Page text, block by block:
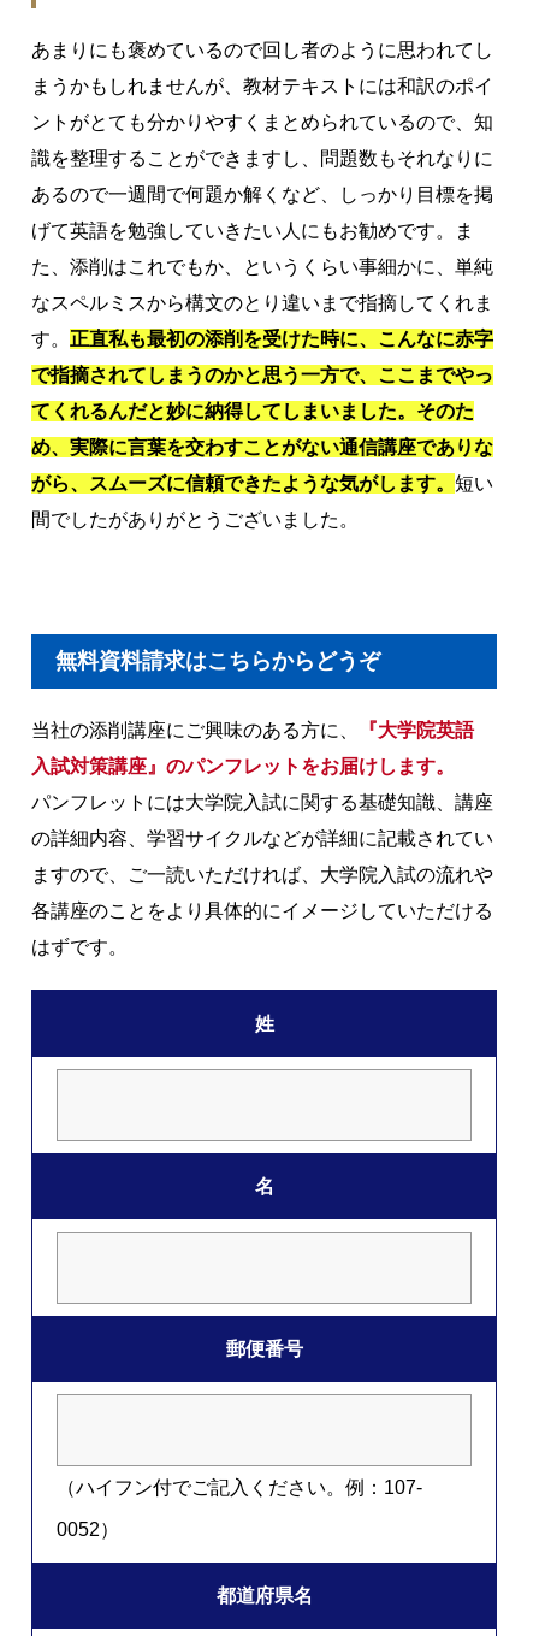
あまりにも褒めているので回し者のように思われてし
まうかもしれませんが、教材テキストには和訳のポイ
ントがとても分かりやすくまとめられているので、知
識を整理することができますし、問題数もそれなりに
あるので一週間で何題か解くなど、しっかり目標を掲
げて英語を勉強していきたい人にもお勧めです。ま
た、添削はこれでもか、というくらい事細かに、単純
なスペルミスから構文のとり違いまで指摘してくれま
す。 正直私も最初の添削を受けた時に、こんなに赤字
で指摘されてしまうのかと思う一方で、ここまでやっ
てくれるんだと妙に納得してしまいました。そのた
め、実際に言葉を交わすことがない通信講座でありな
がら、スムーズに信頼できたような気がします。 短い
間でしたがありがとうございました。
無料資料請求はこちらからどうぞ
当社の添削講座にご興味のある方に、
『大学院英語
入試対策講座』のパンフレットをお届けします。
パンフレットには大学院入試に関する基礎知識、講座
の詳細内容、学習サイクルなどが詳細に記載されてい
ますので、ご一読いただければ、大学院入試の流れや
各講座のことをより具体的にイメージしていただける
はずです。
姓
名
郵便番号
（ハイフン付でご記入ください。例：107-
0052）
都道府県名